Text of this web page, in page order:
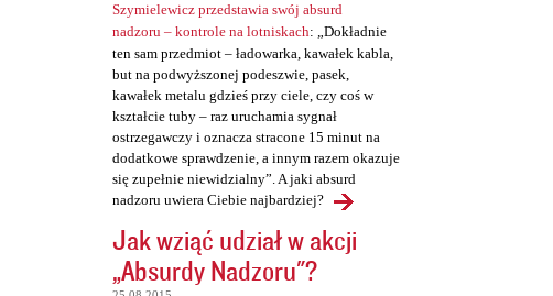
Szymielewicz przedstawia swój absurd
nadzoru – kontrole na lotniskach: „Dokładnie
ten sam przedmiot – ładowarka, kawałek kabla,
but na podwyższonej podeszwie, pasek,
kawałek metalu gdzieś przy ciele, czy coś w
kształcie tuby – raz uruchamia sygnał
ostrzegawczy i oznacza stracone 15 minut na
dodatkowe sprawdzenie, a innym razem okazuje
się zupełnie niewidzialny”. A jaki absurd
nadzoru uwiera Ciebie najbardziej?
Jak wziąć udział w akcji
„Absurdy Nadzoru"?